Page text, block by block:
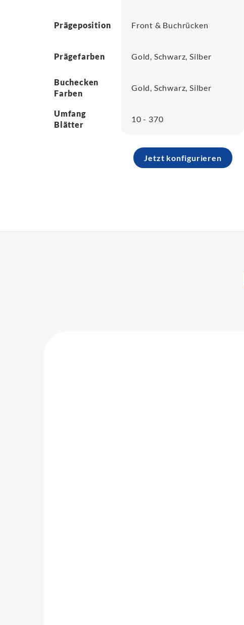
Prägeposition Front & Buchrücken
Prägefarben Gold, Schwarz, Silber
Buchecken
Farben
Gold, Schwarz, Silber
Umfang
Blätter
10 - 370
Jetzt konfigurieren